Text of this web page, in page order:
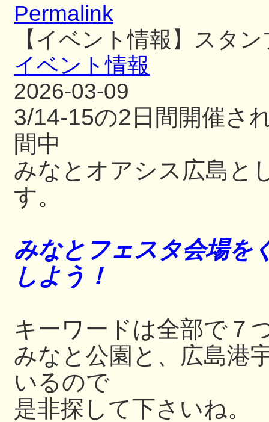
Permalink
【イベント情報】スタ
イベント情報
2026-03-09
3/14-15の2日間開催さ
間中
みなとオアシス広島と
す。
みなとフェスタ会場を
しよう！
キーワードは全部
みなと公園と、広島港
いるので
是非探して下さいね。